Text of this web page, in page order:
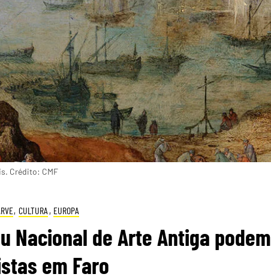
Crédito: CMF
, CULTURA , EUROPA
Nacional de Arte Antiga podem
em Faro